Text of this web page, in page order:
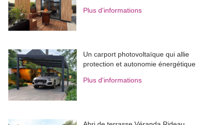
Plus d'informations
Un carport photovoltaïque qui allie
protection et autonomie énergétique
Plus d'informations